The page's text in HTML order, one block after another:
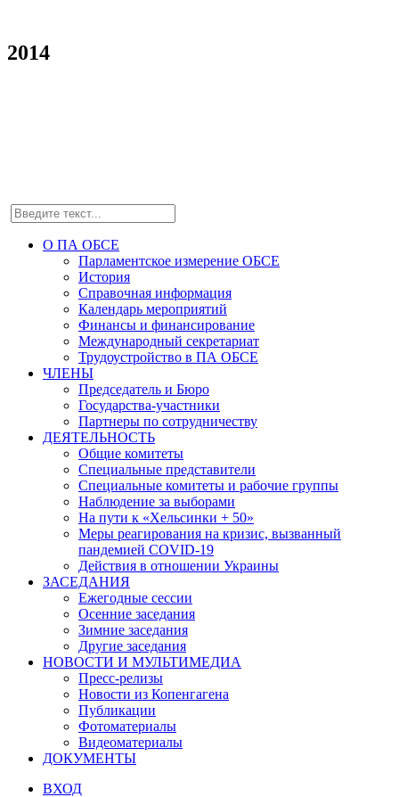
2014
О ПА ОБСЕ
Парламентское измерение ОБСЕ
История
Справочная информация
Календарь мероприятий
Финансы и финансирование
Международный секретариат
Трудоустройство в ПА ОБСЕ
ЧЛЕНЫ
Председатель и Бюро
Государства-участники
Партнеры по сотрудничеству
ДЕЯТЕЛЬНОСТЬ
Общие комитеты
Специальные представители
Специальные комитеты и рабочие группы
Наблюдение за выборами
На пути к «Хельсинки + 50»
Меры реагирования на кризис, вызванный
пандемией COVID-19
Действия в отношении Украины
ЗАСЕДАНИЯ
Ежегодные сессии
Осенние заседания
Зимние заседания
Другие заседания
НОВОСТИ И МУЛЬТИМЕДИА
Пресс-релизы
Новости из Копенгагена
Публикации
Фотоматериалы
Видеоматериалы
ДОКУМЕНТЫ
ВХОД